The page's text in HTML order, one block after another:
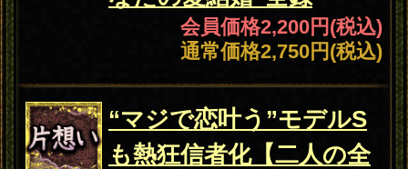
片想い “マジで恋叶う”モデルS
も熱狂信者化【二人の全
宿縁/愛未来】完結録